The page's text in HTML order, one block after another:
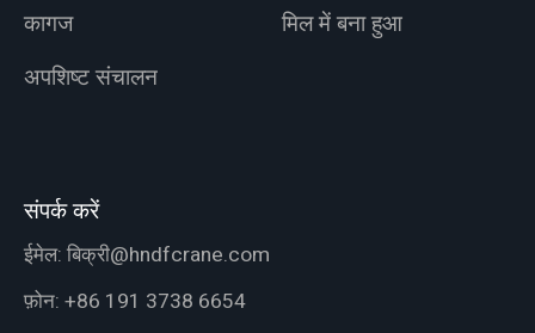
कागज
मिल में बना हुआ
अपशिष्ट संचालन
संपर्क करें
ईमेल: बिक्री@hndfcrane.com
फ़ोन: +86 191 3738 6654